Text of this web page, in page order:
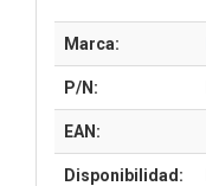
Marca:
P/N:
EAN:
Disponibilidad: